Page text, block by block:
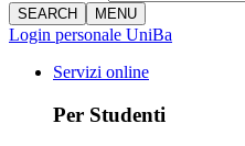
SEARCH MENU
Login personale UniBa
Servizi online
Per Studenti